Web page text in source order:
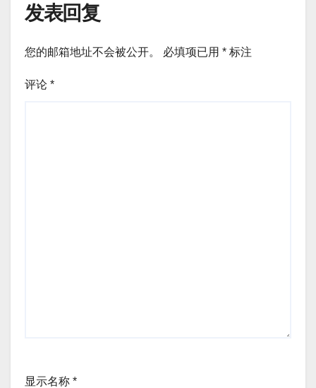
发表回复
您的邮箱地址不会被公开。 必填项已用 * 标注
评论 *
显示名称 *